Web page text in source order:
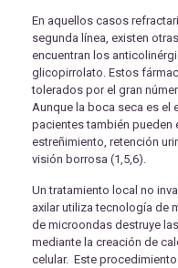
En aquellos casos
segunda línea, existen
encuentran los
glicopirrolato. Estos
tolerados por el gran
Aunque la boca seca es el
pacientes también pueden
estreñimiento, retención
visión borrosa (1,5,6).
Un tratamiento local no
axilar utiliza tecnología de
de microondas destruye
mediante la creación de
celular. Este